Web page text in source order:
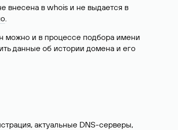
внесена в whois и не выдается в
.
можно и в процессе подбора имени
данные об истории домена и его
актуальные DNS-серверы,